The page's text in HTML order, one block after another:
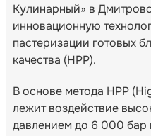
Кулинарный» в
инновационную
пастеризации готовых
качества (HPP).
В основе метода HPP
лежит воздействие
давлением до 6 000 бар